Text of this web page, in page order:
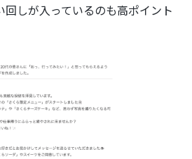
回しが入っているのも高ポイント